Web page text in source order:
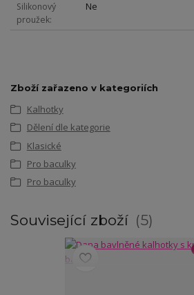
Silikonový
proužek
Ne
Zboží zařazeno v kategoriích
Kalhotky
Dělení dle kategorie
Klasické
Pro baculky
Pro baculky
Související zboží 5